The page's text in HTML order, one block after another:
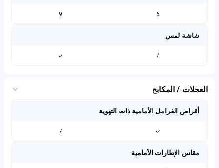
6
9
شاشة لمس
/
✓
العجلات / المكابح
أقراص الفرامل الأمامية ذات التهوية
✓
/
مقاس الإطارات الأمامية